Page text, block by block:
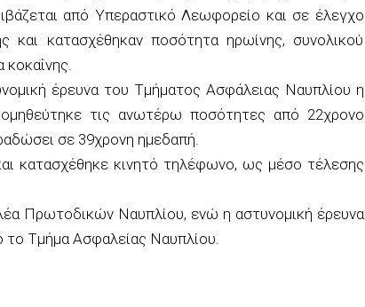
από Υπεραστικό Λεωφορείο και σε έλεγχο
κατασχέθηκαν ποσότητα ηρωίνης, συνολικού
έρευνα του Τμήματος Ασφάλειας Ναυπλίου η
τις ανωτέρω ποσότητες από 22χρονο
σε 39χρονη ημεδαπή.
κατασχέθηκε κινητό τηλέφωνο, ως μέσο τέλεσης
Πρωτοδικών Ναυπλίου, ενώ η αστυνομική έρευνα
το Τμήμα Ασφαλείας Ναυπλίου.